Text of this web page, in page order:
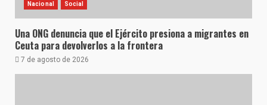
Nacional Social
Una ONG denuncia que el Ejército presiona a migrantes en
Ceuta para devolverlos a la frontera
7 de agosto de 2026